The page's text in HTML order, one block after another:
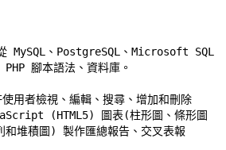
MySQL、PostgreSQL、Microsoft SQL
腳本語法、資料庫。
用者檢視、編輯、搜尋、增加和刪除
(HTML5) 圖表(柱形圖、條形圖
和堆積圖) 製作匯總報告、交叉表報